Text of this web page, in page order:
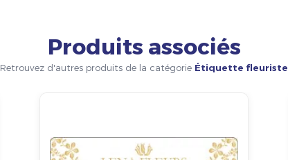
Produits associés
Retrouvez d'autres produits de la catégorie Étiquette fleuriste